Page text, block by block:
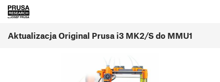
Aktualizacja Original Prusa i3 MK2/S do MMU1